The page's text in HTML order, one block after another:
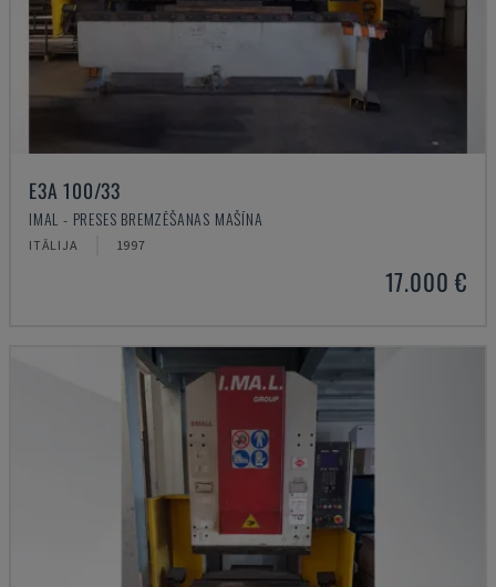
E3A 100/33
IMAL - PRESES BREMZĒŠANAS MAŠĪNA
ITĀLIJA 1997
17.000 €